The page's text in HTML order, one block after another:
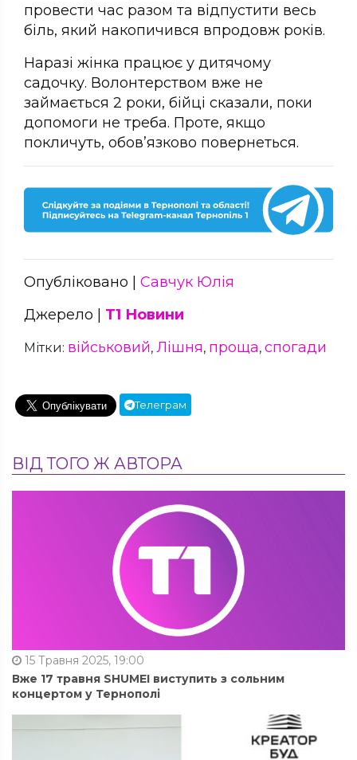
провести час разом та відпустити весь
біль, який накопичився впродовж років.
Наразі жінка працює у дитячому
садочку. Волонтерством вже не
займається 2 роки, бійці сказали, поки
допомоги не треба. Проте, якщо
покличуть, обов’язково повернеться.
Опубліковано | Савчук Юлія
Джерело | Т1 Новини
Мітки: військовий, Лішня, проща, спогади
Телеграм
ВІД ТОГО Ж АВТОРА
15 Травня 2025, 19:00
Вже 17 травня SHUMEI виступить з сольним
концертом у Тернополі